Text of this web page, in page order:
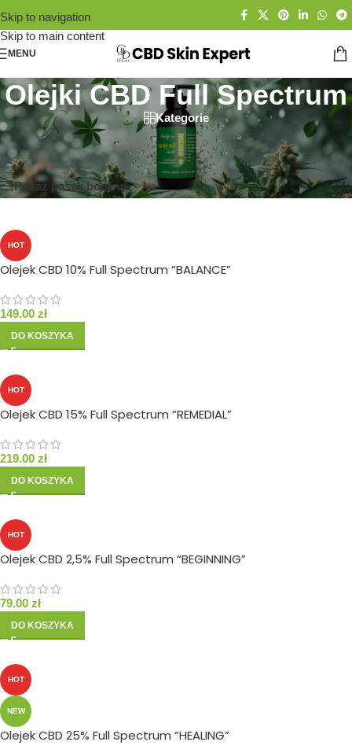
Skip to navigation
Skip to main content
MENU
Olejki CBD Full Spectrum
Kategorie
Strona główna/Sklep/Olejki CBD Full Spectrum
Wyświetlanie wszystkich wyników: 4
Pokaż pasek boczny
HOT
Olejek CBD 10% Full Spectrum “BALANCE”
149.00 zł
DO KOSZYKA
HOT
Olejek CBD 15% Full Spectrum “REMEDIAL”
219.00 zł
DO KOSZYKA
HOT
Olejek CBD 2,5% Full Spectrum “BEGINNING”
79.00 zł
DO KOSZYKA
HOT
NEW
Olejek CBD 25% Full Spectrum “HEALING”